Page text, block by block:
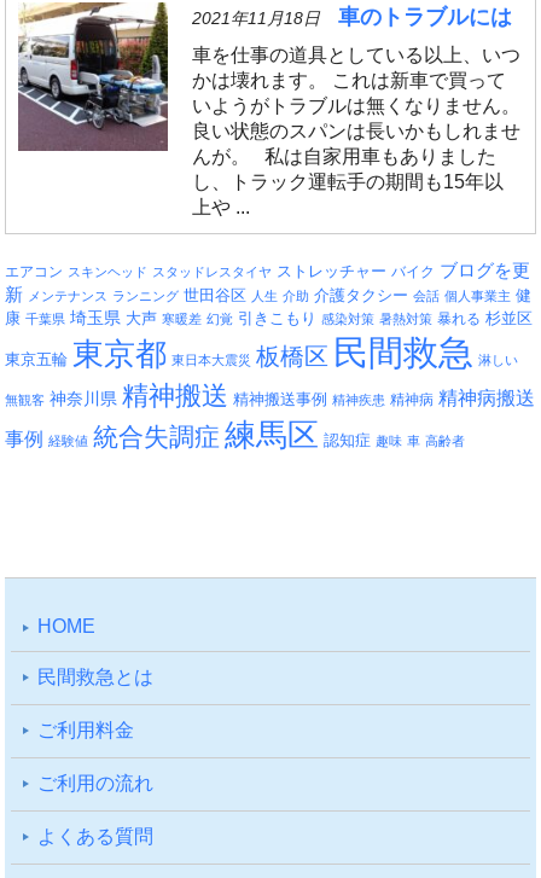
2021年11月18日 車のトラブルには
車を仕事の道具としている以上、いつ
かは壊れます。 これは新車で買って
いようがトラブルは無くなりません。
良い状態のスパンは長いかもしれませ
んが。 私は自家用車もありました
し、トラック運転手の期間も15年以
上や ...
エアコン スキンヘッド スタッドレスタイヤ ストレッチャー バイク ブログを更
新 メンテナンス ランニング 世田谷区 人生 介助 介護タクシー 会話 個人事業主 健
康 千葉県 埼玉県 大声 寒暖差 幻覚 引きこもり 感染対策 暑熱対策 暴れる 杉並区
東京五輪 東京都 東日本大震災 板橋区 民間救急 淋しい
無観客 神奈川県 精神搬送 精神搬送事例 精神疾患 精神病 精神病搬送
事例
経験値 統合失調症 練馬区 認知症 趣味 車 高齢者
HOME
⺠間救急とは
ご利⽤料⾦
ご利⽤の流れ
よくある質問